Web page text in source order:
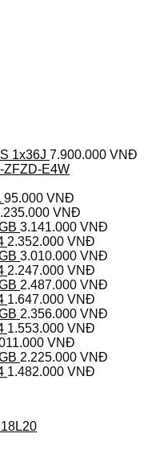
1x36J 7.900.000 VNĐ
ZFZD-E4W
95.000 VNĐ
VNĐ
3.141.000 VNĐ
2.352.000 VNĐ
3.010.000 VNĐ
2.247.000 VNĐ
2.487.000 VNĐ
1.647.000 VNĐ
2.356.000 VNĐ
1.553.000 VNĐ
VNĐ
2.225.000 VNĐ
1.482.000 VNĐ